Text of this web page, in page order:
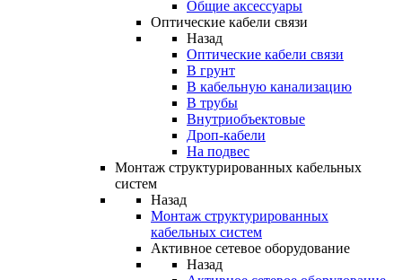
Общие аксессуары
Оптические кабели связи
Назад
Оптические кабели связи
В грунт
В кабельную канализацию
В трубы
Внутриобъектовые
Дроп-кабели
На подвес
Монтаж структурированных кабельных
систем
Назад
Монтаж структурированных
кабельных систем
Активное сетевое оборудование
Назад